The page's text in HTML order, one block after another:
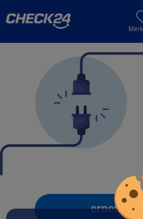
erneut